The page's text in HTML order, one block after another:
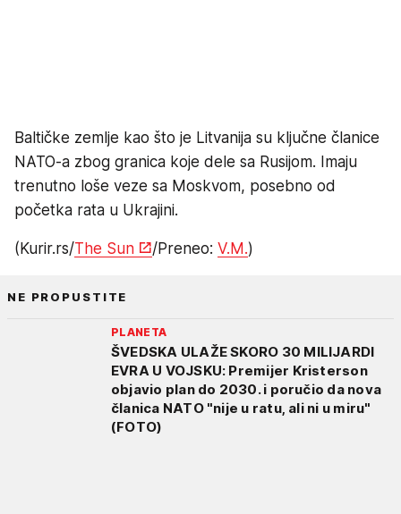
Baltičke zemlje kao što je Litvanija su ključne članice
NATO-a zbog granica koje dele sa Rusijom. Imaju
trenutno loše veze sa Moskvom, posebno od
početka rata u Ukrajini.
(Kurir.rs/The Sun /Preneo: V.M.)
NE PROPUSTITE
PLANETA
ŠVEDSKA ULAŽE SKORO 30 MILIJARDI
EVRA U VOJSKU: Premijer Kristerson
objavio plan do 2030. i poručio da nova
članica NATO "nije u ratu, ali ni u miru"
(FOTO)